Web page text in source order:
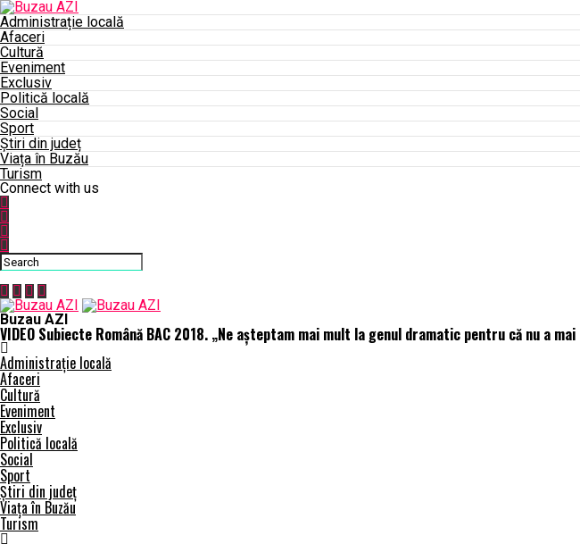
Administrație locală
Afaceri
Cultură
Eveniment
Exclusiv
Politică locală
Social
Sport
Știri din județ
Viața în Buzău
Turism
Connect with us
Buzau AZI
VIDEO Subiecte Română BAC 2018. „Ne aşteptam mai mult la genul dramatic pentru că nu a
Administrație locală
Afaceri
Cultură
Eveniment
Exclusiv
Politică locală
Social
Sport
Știri din județ
Viața în Buzău
Turism